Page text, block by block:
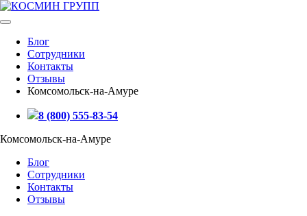
Блог
Сотрудники
Контакты
Отзывы
Комсомольск-на-Амуре
8 (800) 555-83-54
Комсомольск-на-Амуре
Блог
Сотрудники
Контакты
Отзывы